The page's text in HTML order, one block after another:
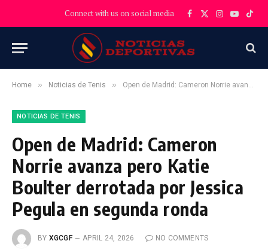
Connect with us on social media Facebook
X
Instagram
YouTube
Home » Noticias de Tenis » Open de Madrid: Cameron Norrie avanza pero Katie Boulter derrotada por Jessica Pegula en segunda ronda
NOTICIAS DE TENIS
Open de Madrid: Cameron
Norrie avanza pero Katie
Boulter derrotada por Jessica
Pegula en segunda ronda
BY XGCGF APRIL 24, 2026
NO COMMENTS